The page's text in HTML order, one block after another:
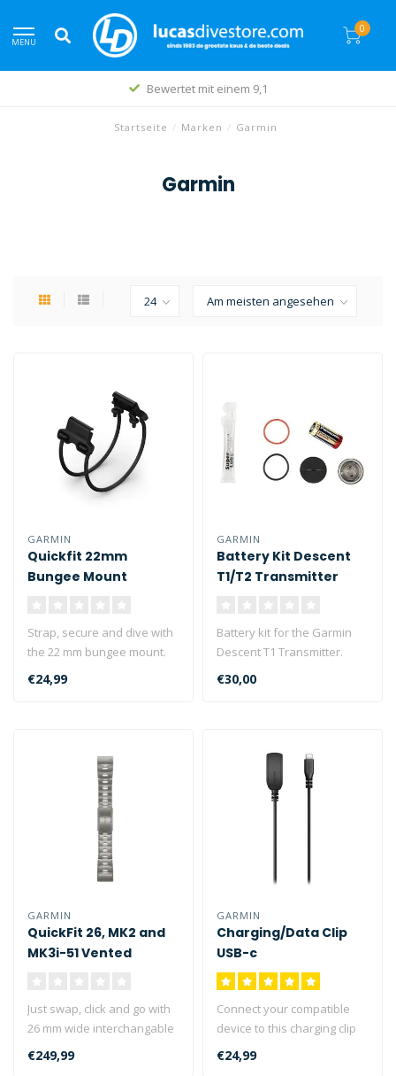
MENU
0
Bewertet mit einem 9,1
Startseite / Marken / Garmin
Garmin
GARMIN
Quickfit 22mm
Bungee Mount
Strap, secure and dive with
the 22 mm bungee mount.
Designed for divers, the
ban..
€24,99
GARMIN
Battery Kit Descent
T1/T2 Transmitter
Battery kit for the Garmin
Descent T1 Transmitter.
Including lithum CR123A
batte..
€30,00
GARMIN
QuickFit 26, MK2 and
MK3i-51 Vented
Just swap, click and go with
26 mm wide interchangable
bands for your compatible..
€249,99
GARMIN
Charging/Data Clip
USB-c
Connect your compatible
device to this charging clip
and use the attached USB-c
€24,99